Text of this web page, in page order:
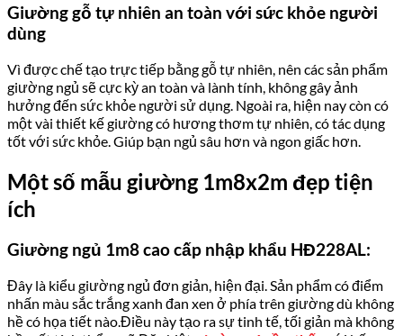
Giường gỗ tự nhiên an toàn với sức khỏe người
dùng
Vì được chế tạo trực tiếp bằng gỗ tự nhiên, nên các sản phẩm
giường ngủ sẽ cực kỳ an toàn và lành tính, không gây ảnh
hưởng đến sức khỏe người sử dụng. Ngoài ra, hiện nay còn có
một vài thiết kế giường có hương thơm tự nhiên, có tác dụng
tốt với sức khỏe. Giúp bạn ngủ sâu hơn và ngon giấc hơn.
Một số mẫu giường 1m8x2m đẹp tiện
ích
Giường ngủ 1m8 cao cấp nhập khẩu HĐ228AL:
Đây là kiểu giường ngủ đơn giản, hiện đại. Sản phẩm có điểm
nhấn màu sắc trắng xanh đan xen ở phía trên giường dù không
hề có họa tiết nào.Điều này tạo ra sự tinh tế, tối giản mà không